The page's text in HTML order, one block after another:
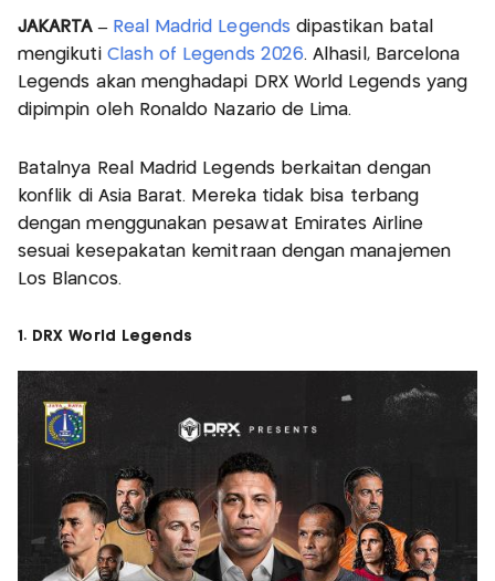
JAKARTA – Real Madrid Legends dipastikan batal
mengikuti Clash of Legends 2026. Alhasil, Barcelona
Legends akan menghadapi DRX World Legends yang
dipimpin oleh Ronaldo Nazario de Lima.
Batalnya Real Madrid Legends berkaitan dengan
konflik di Asia Barat. Mereka tidak bisa terbang
dengan menggunakan pesawat Emirates Airline
sesuai kesepakatan kemitraan dengan manajemen
Los Blancos.
1. DRX World Legends